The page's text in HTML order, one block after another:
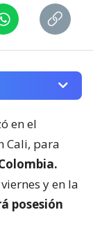
en el
Cali, para
y en la
posesión